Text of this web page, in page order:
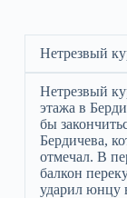
Нетрезвый
Нетрезвый
этажа в
бы
Бердичева,
отмечал. В
балкон
ударил юнцу